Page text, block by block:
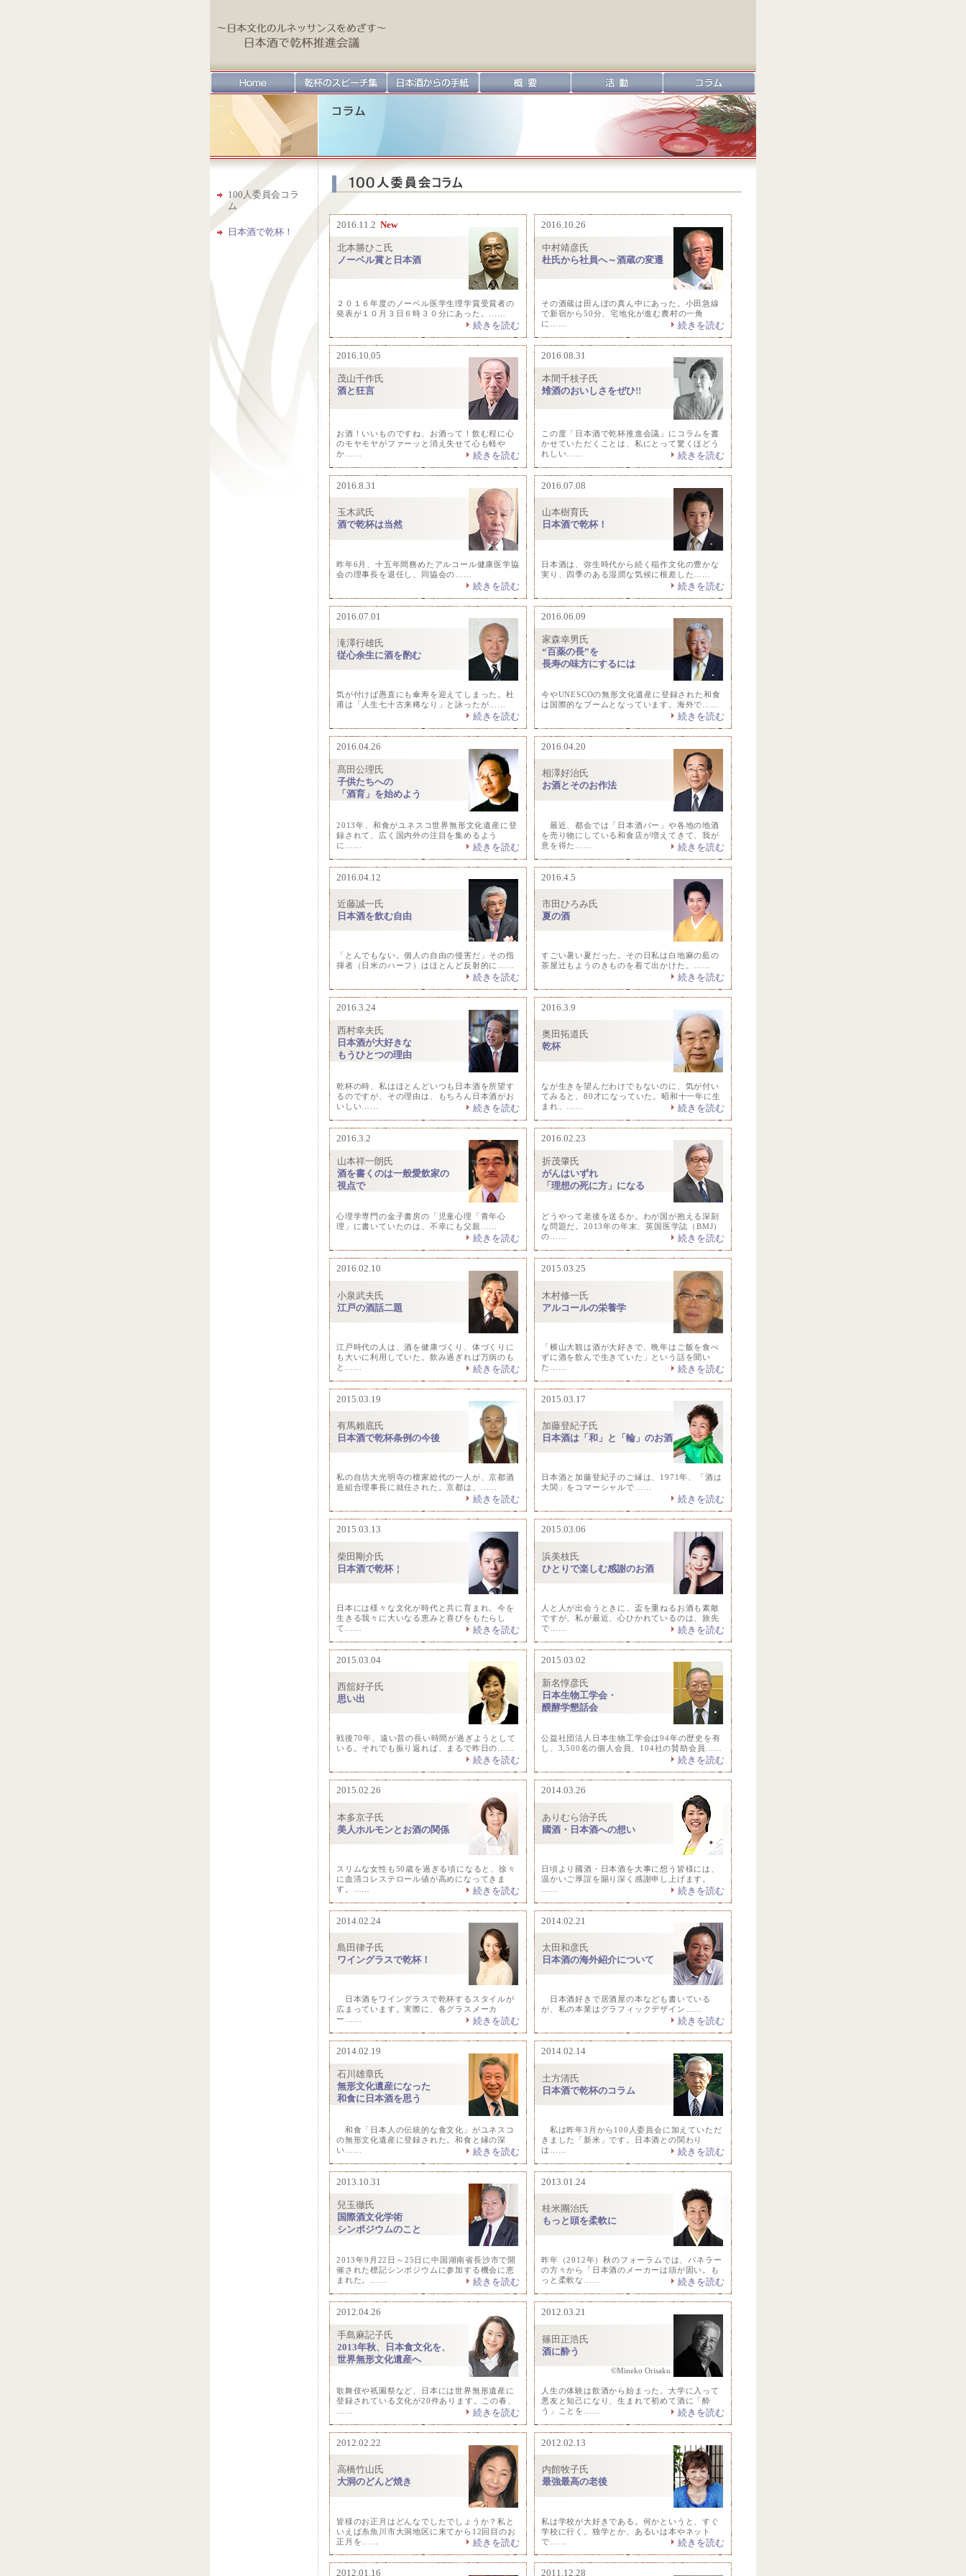
100人委員会コラ
ム
日本酒で乾杯！
2016.11.2 New
北本勝ひこ氏
ノーベル賞と日本酒
２０１６年度のノーベル医学生理学賞受賞者の
発表が１０月３日６時３０分にあった。……
続きを読む
2016.10.26
中村靖彦氏
杜氏から社員へ～酒蔵の変遷
その酒蔵は田んぼの真ん中にあった。小田急線
で新宿から50分、宅地化が進む農村の一角
に……
続きを読む
2016.10.05
茂山千作氏
酒と狂言
お酒！いいものですね、お酒って！飲む程に心
のモヤモヤがファーッと消え失せて心も軽や
か……
続きを読む
2016.08.31
本間千枝子氏
雉酒のおいしさをぜひ!!
この度「日本酒で乾杯推進会議」にコラムを書
かせていただくことは、私にとって驚くほどう
れしい……
続きを読む
2016.8.31
玉木武氏
酒で乾杯は当然
昨年6月、十五年間務めたアルコール健康医学協
会の理事長を退任し、同協会の……
続きを読む
2016.07.08
山本樹育氏
日本酒で乾杯！
日本酒は、弥生時代から続く稲作文化の豊かな
実り、四季のある湿潤な気候に根差した……
続きを読む
2016.07.01
滝澤行雄氏
従心余生に酒を酌む
気が付けば愚直にも傘寿を迎えてしまった。杜
甫は「人生七十古来稀なり」と詠ったが……
続きを読む
2016.06.09
家森幸男氏
“百薬の長”を
長寿の味方にするには
今やUNESCOの無形文化遺産に登録された和食
は国際的なブームとなっています。海外で……
続きを読む
2016.04.26
髙田公理氏
子供たちへの
「酒育」を始めよう
2013年、和食がユネスコ世界無形文化遺産に登
録されて、広く国内外の注目を集めるよう
に……
続きを読む
2016.04.20
相澤好治氏
お酒とそのお作法
最近、都会では「日本酒バー」や各地の地酒
を売り物にしている和食店が増えてきて、我が
意を得た……
続きを読む
2016.04.12
近藤誠一氏
日本酒を飲む自由
「とんでもない。個人の自由の侵害だ」その指
揮者（日米のハーフ）はほとんど反射的に……
続きを読む
2016.4.5
市田ひろみ氏
夏の酒
すごい暑い夏だった。その日私は白地麻の藍の
茶屋辻もようのきものを着て出かけた。……
続きを読む
2016.3.24
西村幸夫氏
日本酒が大好きな
もうひとつの理由
乾杯の時、私はほとんどいつも日本酒を所望す
るのですが、その理由は、もちろん日本酒がお
いしい……
続きを読む
2016.3.9
奥田拓道氏
乾杯
なが生きを望んだわけでもないのに、気が付い
てみると、80才になっていた。昭和十一年に生
まれ、……
続きを読む
2016.3.2
山本祥一朗氏
酒を書くのは一般愛飲家の
視点で
心理学専門の金子書房の「児童心理「青年心
理」に書いていたのは、不幸にも父親……
続きを読む
2016.02.23
折茂肇氏
がんはいずれ
「理想の死に方」になる
どうやって老後を送るか。わが国が抱える深刻
な問題だ。2013年の年末、英国医学誌（BMJ）
の……
続きを読む
2016.02.10
小泉武夫氏
江戸の酒話二題
江戸時代の人は、酒を健康づくり、体づくりに
も大いに利用していた。飲み過ぎれば万病のも
と……
続きを読む
2015.03.25
木村修一氏
アルコールの栄養学
「横山大観は酒が大好きで、晩年はご飯を食べ
ずに酒を飲んで生きていた」という話を聞い
た……
続きを読む
2015.03.19
有馬賴底氏
日本酒で乾杯条例の今後
私の自坊大光明寺の檀家総代の一人が、京都酒
造組合理事長に就任された。京都は、……
続きを読む
2015.03.17
加藤登紀子氏
日本酒は「和」と「輪」のお酒。
日本酒と加藤登紀子のご縁は、1971年、「酒は
大関」をコマーシャルで……
続きを読む
2015.03.13
柴田剛介氏
日本酒で乾杯￤
日本には様々な文化が時代と共に育まれ、今を
生きる我々に大いなる恵みと喜びをもたらし
て……
続きを読む
2015.03.06
浜美枝氏
ひとりで楽しむ感謝のお酒
人と人が出会うときに、盃を重ねるお酒も素敵
ですが、私が最近、心ひかれているのは、旅先
で……
続きを読む
2015.03.04
西舘好子氏
思い出
戦後70年、遠い昔の長い時間が過ぎようとして
いる。それでも振り返れば、まるで昨日の……
続きを読む
2015.03.02
新名惇彦氏
日本生物工学会・
醗酵学懇話会
公益社団法人日本生物工学会は94年の歴史を有
し、3,500名の個人会員、104社の賛助会員……
続きを読む
2015.02.26
本多京子氏
美人ホルモンとお酒の関係
スリムな女性も50歳を過ぎる頃になると、徐々
に血清コレステロール値が高めになってきま
す。……
続きを読む
2014.03.26
ありむら治子氏
國酒・日本酒への想い
日頃より國酒・日本酒を大事に想う皆様には、
温かいご厚誼を賜り深く感謝申し上げます。
続きを読む
2014.02.24
島田律子氏
ワイングラスで乾杯！
日本酒をワイングラスで乾杯するスタイルが
広まっています。実際に、各グラスメーカ
ー……
続きを読む
2014.02.21
太田和彦氏
日本酒の海外紹介について
日本酒好きで居酒屋の本なども書いている
が、私の本業はグラフィックデザイン……
続きを読む
2014.02.19
石川雄章氏
無形文化遺産になった
和食に日本酒を思う
和食「日本人の伝統的な食文化」がユネスコ
の無形文化遺産に登録された。和食と縁の深
い……
続きを読む
2014.02.14
土方清氏
日本酒で乾杯のコラム
私は昨年3月から100人委員会に加えていただ
きました「新米」です。日本酒との関わり
は……
続きを読む
2013.10.31
兒玉徹氏
国際酒文化学術
シンポジウムのこと
2013年9月22日～25日に中国湖南省長沙市で開
催された標記シンポジウムに参加する機会に恵
まれた。……
続きを読む
2013.01.24
桂米團治氏
もっと頭を柔軟に
昨年（2012年）秋のフォーラムでは、パネラー
の方々から「日本酒のメーカーは頭が固い。も
っと柔軟な……
続きを読む
2012.04.26
手島麻記子氏
2013年秋、日本食文化を、
世界無形文化遺産へ
歌舞伎や祇園祭など、日本には世界無形遺産に
登録されている文化が20件あります。この春、
続きを読む
2012.03.21
篠田正浩氏
酒に酔う
©Mineko Orisaku
人生の体験は飲酒から始まった。大学に入って
悪友と知己になり、生まれて初めて酒に「酔
う」ことを……
続きを読む
2012.02.22
高橋竹山氏
大洞のどんど焼き
皆様のお正月はどんなでしたでしょうか？私と
いえば糸魚川市大洞地区に来てから12回目のお
正月を……
続きを読む
2012.02.13
内館牧子氏
最強最高の老後
私は学校が大好きである。何かというと、すぐ
学校に行く。独学とか、あるいは本やネット
で……
続きを読む
2012.01.16 2011.12.28